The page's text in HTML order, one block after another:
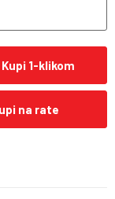
Kupi 1-klikom
na rate